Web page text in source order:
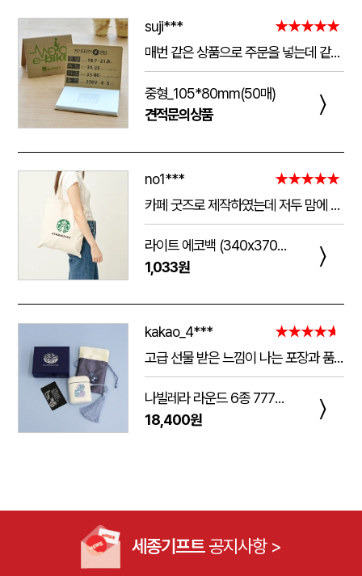
suji***
★★★★★
매번 같은 상품으로 주문을 넣는데 같은 품질로 받을 수 있어서 좋습니다. 배송 기간도 적당히 잘오는거 같아요. 앞으로도 계속 이용할꺼 같습니다. 지금과 같은 품질로 유지해주세요!!
중형_105*80mm(50매)
견적문의상품
〉
no1***
★★★★★
카페 굿즈로 제작하였는데 저두 맘에 들고 손님들도 맘에 들어하세요. 저두 매일 들고 다니는데 탄탄해서 좋아요.가격도 맘에 들어서 벌써 3번째 주문했어요.진행 과정에 있어서도 상담 직원분들 세심하고 친절하세요.
라이트 에코백 (340x370mm)
1,033원
〉
kakao_4***
★★★★★
고급 선물 받은 느낌이 나는 포장과 품질.
주는 사람도 받는 사람도 만족 스러운 제품 입니다.
다만 아쉬운 점은 조립이 덜되어 있는 것이 간혹 있습니다.
케이스가 빠지는 현상이 좀 있는데, 조립할때 신경써서 해주시면 더 좋은 인상이 남을 것 같습니다.
나빌레라 라운드 6종 777쓰리세븐 손톱깎이 호작도 까치호랑이 네일케어세트
18,400원
〉
세종기프트공지사항 >